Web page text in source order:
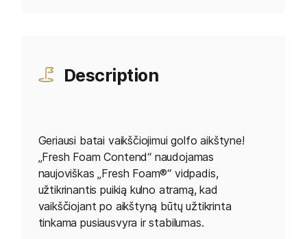
Description
Geriausi batai vaikščiojimui golfo aikštyne!
„Fresh Foam Contend“ naudojamas
naujoviškas „Fresh Foam®“ vidpadis,
užtikrinantis puikią kulno atramą, kad
vaikščiojant po aikštyną būtų užtikrinta
tinkama pusiausvyra ir stabilumas.